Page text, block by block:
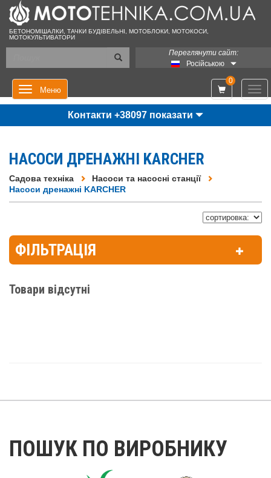
БЕТОНОМІШАЛКИ, ТАЧКИ БУДІВЕЛЬНІ, МОТОБЛОКИ, МОТОКОСИ,
МОТОКУЛЬТИВАТОРИ
Переглянути сайт:
Російською
Меню
0
Контакти +38097 показати
НАСОСИ ДРЕНАЖНІ KARCHER
Садова техніка
Насоси та насосні станції
Насоси дренажні KARCHER
ФІЛЬТРАЦІЯ
Товари відсутні
ПОШУК ПО ВИРОБНИКУ